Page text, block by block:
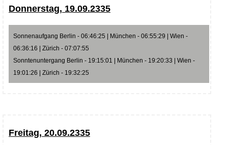
Donnerstag, 19.09.2335
Sonnenaufgang Berlin - 06:46:25 | München - 06:55:29 | Wien -
06:36:16 | Zürich - 07:07:55
Sonntenuntergang Berlin - 19:15:01 | München - 19:20:33 | Wien -
19:01:26 | Zürich - 19:32:25
Freitag, 20.09.2335